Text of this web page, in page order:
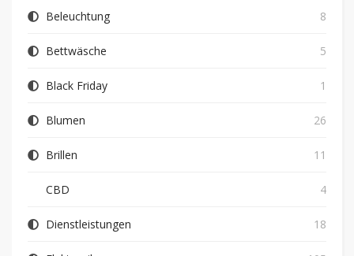
Beleuchtung 8
Bettwäsche 5
Black Friday 1
Blumen 26
Brillen 11
CBD 4
Dienstleistungen 18